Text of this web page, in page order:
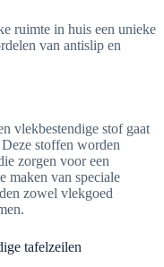
ruimte in huis een unieke
van antislip en
vlekbestendige stof gaat
stoffen worden
zorgen voor een
maken van speciale
zowel vlekgoed
tafelzeilen